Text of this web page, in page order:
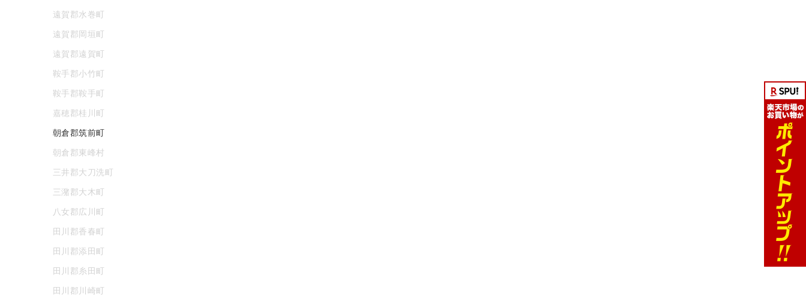
遠賀郡水巻町
遠賀郡岡垣町
遠賀郡遠賀町
鞍手郡小竹町
鞍手郡鞍手町
嘉穂郡桂川町
朝倉郡筑前町
朝倉郡東峰村
三井郡大刀洗町
三潴郡大木町
八女郡広川町
田川郡香春町
田川郡添田町
田川郡糸田町
田川郡川崎町